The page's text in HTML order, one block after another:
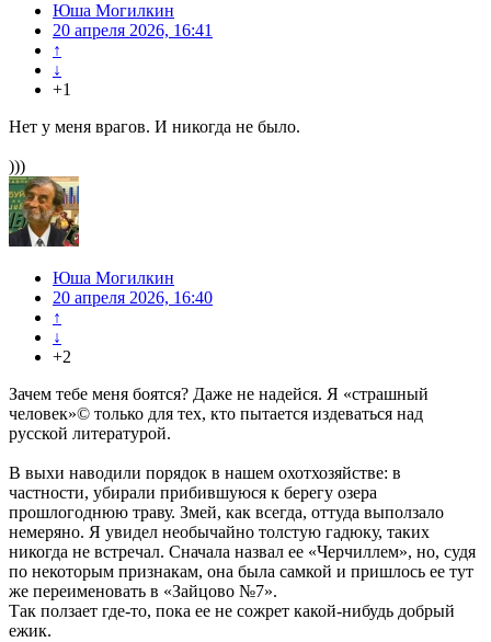
Юша Могилкин
20 апреля 2026, 16:41
↑
↓
+1
Нет у меня врагов. И никогда не было.
)))
Юша Могилкин
20 апреля 2026, 16:40
↑
↓
+2
Зачем тебе меня боятся? Даже не надейся. Я «страшный
человек»© только для тех, кто пытается издеваться над
русской литературой.
В выхи наводили порядок в нашем охотхозяйстве: в
частности, убирали прибившуюся к берегу озера
прошлогоднюю траву. Змей, как всегда, оттуда выползало
немеряно. Я увидел необычайно толстую гадюку, таких
никогда не встречал. Сначала назвал ее «Черчиллем», но, судя
по некоторым признакам, она была самкой и пришлось ее тут
же переименовать в «Зайцово №7».
Так ползает где-то, пока ее не сожрет какой-нибудь добрый
ежик.